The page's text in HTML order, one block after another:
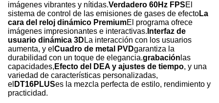
imágenes vibrantes y nítidas.Verdadero 60Hz FPSEl
sistema de control de las emisiones de gases de efectoLa
cara del reloj dinámico PremiumEl programa ofrece
imágenes impresionantes e interactivas. Interfaz de
usuario dinámica 3D La interacción con los usuarios
aumenta, y el Cuadro de metal PVDgarantiza la
durabilidad con un toque de elegancia.grabación las
capacidades, Efecto del DEA y ajustes de tiempo, y una
variedad de características personalizadas,
el DT16PLUSes la mezcla perfecta de estilo, rendimiento y
practicidad.